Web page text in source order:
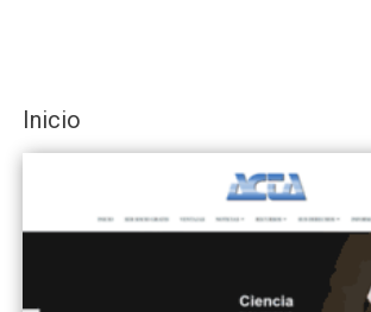
Inicio